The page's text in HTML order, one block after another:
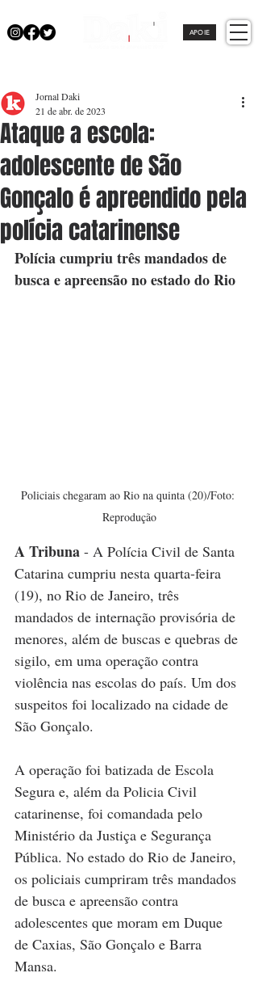
APOIE
Ataque a escola:
adolescente de São
Gonçalo é apreendido pela
polícia catarinense
Jornal Daki
21 de abr. de 2023
Polícia cumpriu três mandados de
busca e apreensão no estado do Rio
Policiais chegaram ao Rio na quinta (20)/Foto:
Reprodução
A Tribuna - A Polícia Civil de Santa
Catarina cumpriu nesta quarta-feira
(19), no Rio de Janeiro, três
mandados de internação provisória de
menores, além de buscas e quebras de
sigilo, em uma operação contra
violência nas escolas do país. Um dos
suspeitos foi localizado na cidade de
São Gonçalo.
A operação foi batizada de Escola
Segura e, além da Policia Civil
catarinense, foi comandada pelo
Ministério da Justiça e Segurança
Pública. No estado do Rio de Janeiro,
os policiais cumpriram três mandados
de busca e apreensão contra
adolescentes que moram em Duque
de Caxias, São Gonçalo e Barra
Mansa.